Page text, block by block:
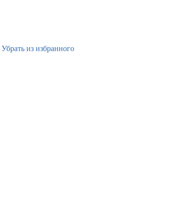
Убрать из избранного